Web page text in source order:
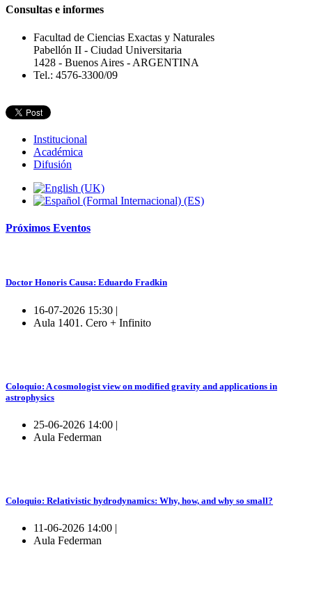
Consultas e informes
Facultad de Ciencias Exactas y Naturales
Pabellón II - Ciudad Universitaria
1428 - Buenos Aires - ARGENTINA
Tel.: 4576-3300/09
Institucional
Académica
Difusión
Próximos Eventos
Doctor Honoris Causa: Eduardo Fradkin
16-07-2026 15:30 |
Aula 1401. Cero + Infinito
Coloquio: A cosmologist view on modified gravity and applications in
astrophysics
25-06-2026 14:00 |
Aula Federman
Coloquio: Relativistic hydrodynamics: Why, how, and why so small?
11-06-2026 14:00 |
Aula Federman